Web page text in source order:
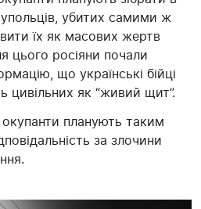
убитих самими ж
їх як масових жертв
цього росіяни почали
що українські бійці
цивільних як “живий щит”.
планують таким
за злочини